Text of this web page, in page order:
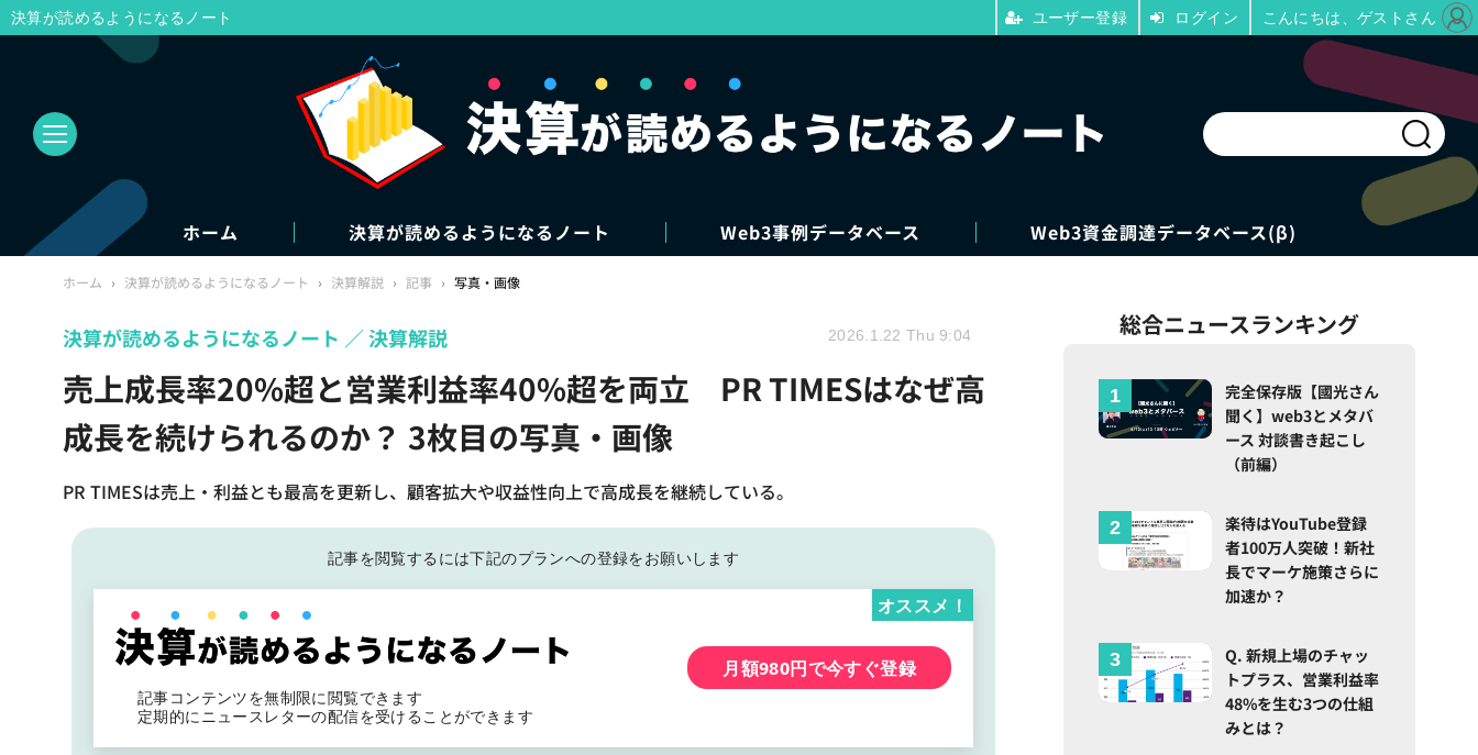
ホーム 決算が読めるようになるノート Web3事例データベース Web3資金調達データベース(β)
ホーム › 決算が読めるようになるノート › 決算解説 › 記事 › 写真・画像
売上成長率20%超と営業利益率40%超を両立 PR TIMESはなぜ高
成長を続けられるのか？ 3枚目の写真・画像
PR TIMESは売上・利益とも最高を更新し、顧客拡大や収益性向上で高成長を継続している。
決算が読めるようになるノート 決算解説 2026.1.22 Thu 9:04
記事を閲覧するには下記のプランへの登録をお願いします
記事コンテンツを無制限に閲覧できます
定期的にニュースレターの配信を受けることができます
オススメ！
月額980円で今すぐ登録
総合ニュースランキング
完全保存版【國光さん
聞く】web3とメタバ
ース 対談書き起こし
（前編）
楽待はYouTube登録
者100万人突破！新社
長でマーケ施策さらに
加速か？
Q. 新規上場のチャッ
トプラス、営業利益率
48%を生む3つの仕組
みとは？
決算が読めるようになるノート ユーザー登録 ログイン こんにちは、ゲストさん